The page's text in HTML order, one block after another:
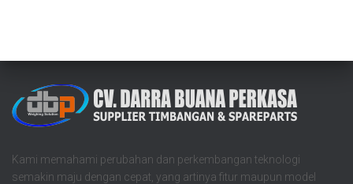
Kami memahami perubahan dan perkembangan teknologi
semakin maju dengan cepat, yang artinya fitur maupun model